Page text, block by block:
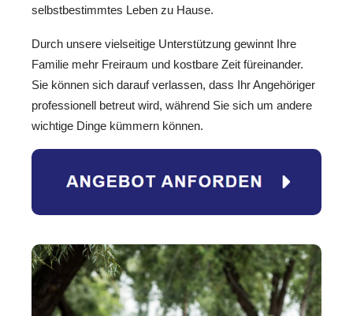
selbstbestimmtes Leben zu Hause.
Durch unsere vielseitige Unterstützung gewinnt Ihre
Familie mehr Freiraum und kostbare Zeit füreinander.
Sie können sich darauf verlassen, dass Ihr Angehöriger
professionell betreut wird, während Sie sich um andere
wichtige Dinge kümmern können.